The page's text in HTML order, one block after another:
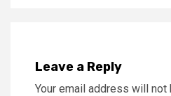
Leave a Reply
Your email address will not